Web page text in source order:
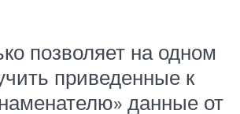
позволяет на одном
приведенные к
данные от